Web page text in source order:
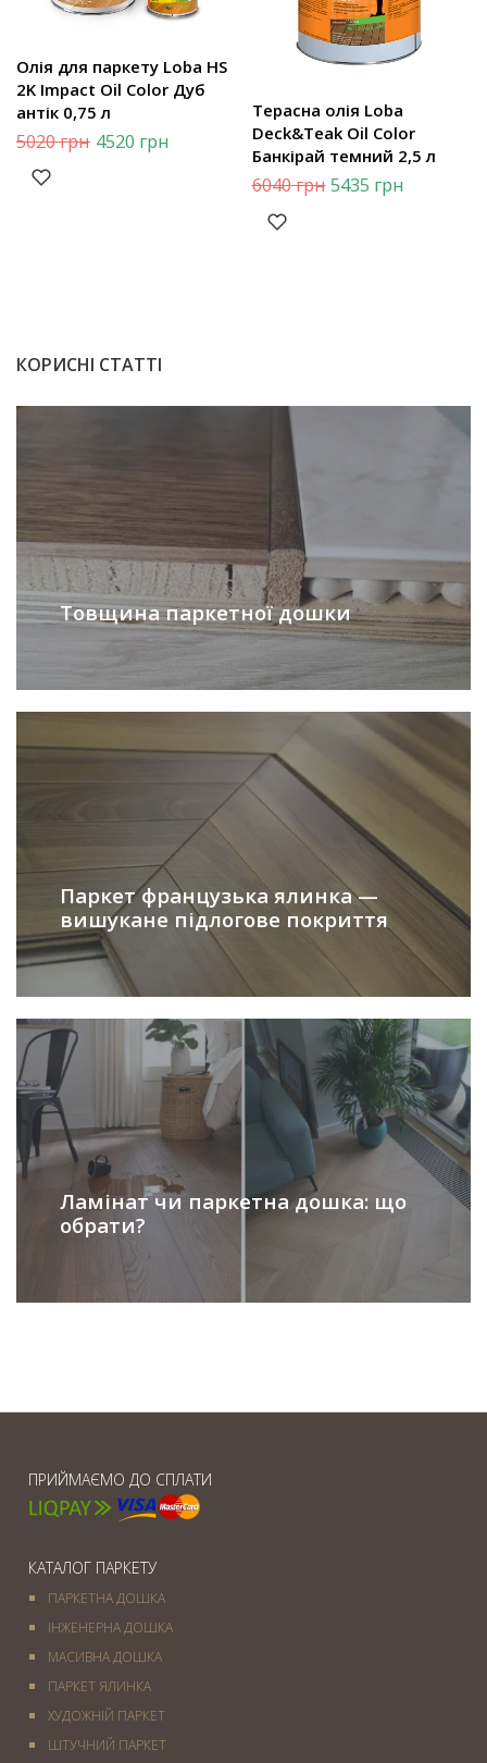
Олія для паркету Loba HS
2K Impact Oil Color Дуб
антік 0,75 л
5020грн 4520 грн
Терасна олія Loba
Deck&Teak Oil Color
Банкірай темний 2,5 л
6040грн 5435 грн
КОРИСНІ СТАТТІ
Товщина паркетної дошки
Паркет французька ялинка —
вишукане підлогове покриття
Ламінат чи паркетна дошка: що
обрати?
ПРИЙМАЄМО ДО СПЛАТИ
КАТАЛОГ ПАРКЕТУ
ПАРКЕТНА ДОШКА
ІНЖЕНЕРНА ДОШКА
МАСИВНА ДОШКА
ПАРКЕТ ЯЛИНКА
ХУДОЖНІЙ ПАРКЕТ
ШТУЧНИЙ ПАРКЕТ